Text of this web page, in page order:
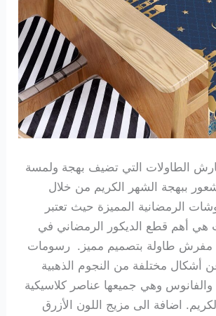
الطاولات التي تضيف بهجة ولمسة
ببهجة الشهر الكريم من خلال
الرمضانية المميزة حيث تعتبر
هي أهم قطع الديكور الرمضاني في
مفرش طاولة بتصميم مميز. رسومات
أشكال مختلفة من النجوم الذهبية
وهي جميعها عناصر كلاسيكية
اضافة الى مزيج اللون الأزرق